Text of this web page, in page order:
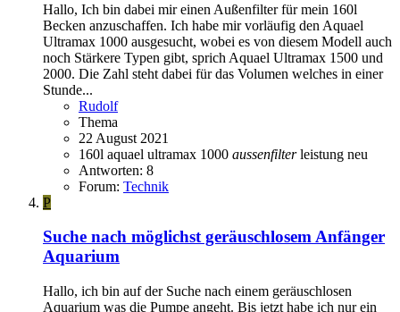
Hallo, Ich bin dabei mir einen Außenfilter für mein 160l
Becken anzuschaffen. Ich habe mir vorläufig den Aquael
Ultramax 1000 ausgesucht, wobei es von diesem Modell auch
noch Stärkere Typen gibt, sprich Aquael Ultramax 1500 und
2000. Die Zahl steht dabei für das Volumen welches in einer
Stunde...
Rudolf
Thema
22 August 2021
160l aquael ultramax 1000 aussenfilter leistung neu
Antworten: 8
Forum: Technik
P
Suche nach möglichst geräuschlosem Anfänger
Aquarium
Hallo, ich bin auf der Suche nach einem geräuschlosen
Aquarium was die Pumpe angeht. Bis jetzt habe ich nur ein